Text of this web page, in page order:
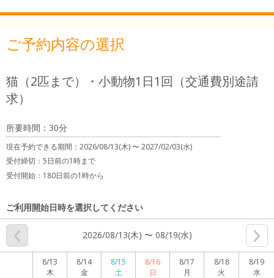
ご予約内容の選択
猫（2匹まで）・小動物1日1回（交通費別途請
求）
所要時間：30分
現在予約できる期間： 2026/08/13(木) 〜2027/02/03(水)
受付締切： 5日前の1時まで
受付開始： 180日前の1時から
ご利用開始日時を選択してください
2026/08/13(木) 〜 08/19(水)
8/13
木
8/14
金
8/15
土
8/16
日
8/17
月
8/18
火
8/19
水